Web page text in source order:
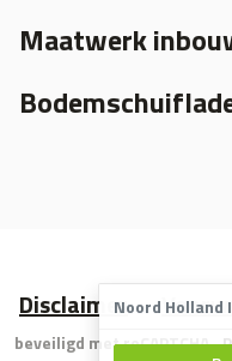
Maatwerk
Disclaimer
beveiligd met reCAPTCHA
Noord Holland